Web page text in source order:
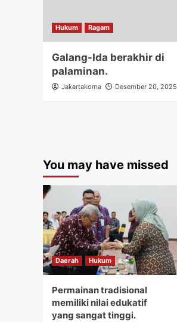
Hukum Ragam
Galang-Ida berakhir di
palaminan.
Jakartakoma Desember 20, 2025
You may have missed
Daerah Hukum
Permainan tradisional
memiliki nilai edukatif
yang sangat tinggi.